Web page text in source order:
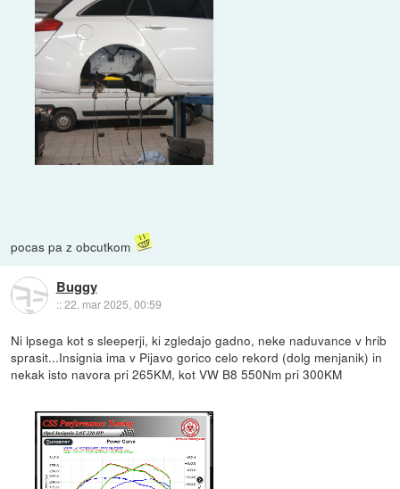
pocas pa z obcutkom
Buggy
::22. mar 2025, 00:59
Ni lpsega kot s sleeperji, ki zgledajo gadno, neke naduvance v hrib
sprasit...Insignia ima v Pijavo gorico celo rekord (dolg menjanik) in
nekak isto navora pri 265KM, kot VW B8 550Nm pri 300KM